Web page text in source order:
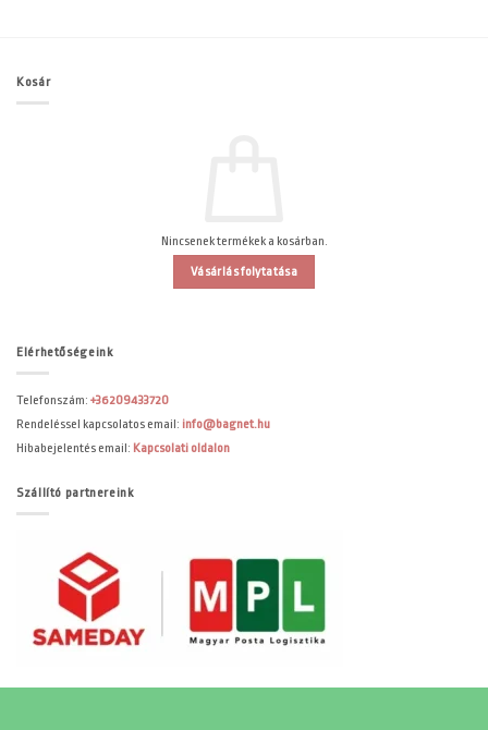
Kosár
Nincsenek termékek a kosárban.
Vásárlás folytatása
Elérhetőségeink
Telefonszám: +36209433720
Rendeléssel kapcsolatos email: info@bagnet.hu
Hibabejelentés email: Kapcsolati oldalon
Szállító partnereink